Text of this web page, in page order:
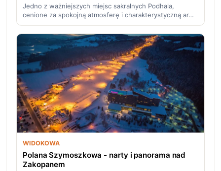
Jedno z ważniejszych miejsc sakralnych Podhala,
cenione za spokojną atmosferę i charakterystyczną ar…
WIDOKOWA
Polana Szymoszkowa - narty i panorama nad
Zakopanem